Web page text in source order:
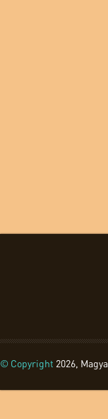
© Copyright 2026,